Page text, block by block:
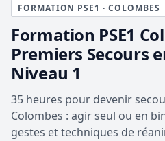
FORMATION PSE1 · COLOMBES
Formation PSE1
Premiers Secours
Niveau 1
35 heures pour devenir
Colombes : agir seul ou en
gestes et techniques de